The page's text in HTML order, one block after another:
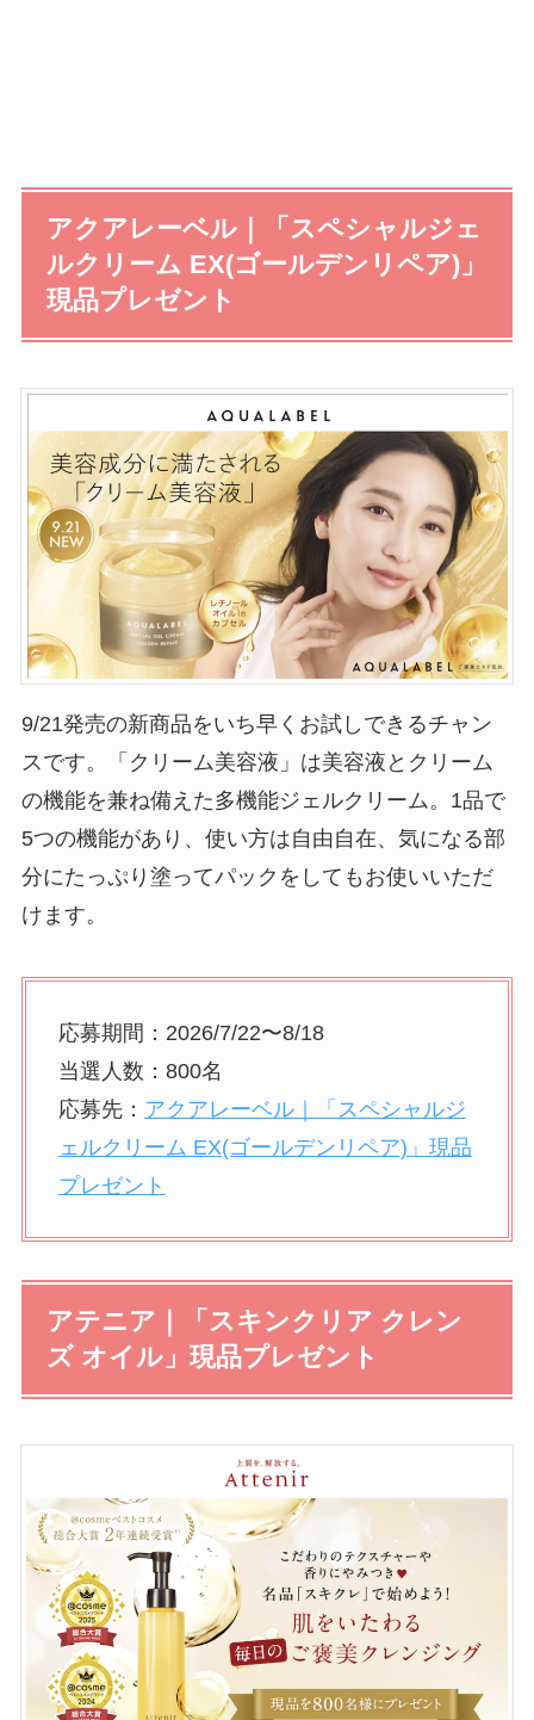
アクアレーベル｜「スペシャルジェ
ルクリーム EX(ゴールデンリペア)」
現品プレゼント
9/21発売の新商品をいち早くお試しできるチャン
スです。「クリーム美容液」は美容液とクリーム
の機能を兼ね備えた多機能ジェルクリーム。1品で
5つの機能があり、使い方は自由自在、気になる部
分にたっぷり塗ってパックをしてもお使いいただ
けます。
応募期間：2026/7/22〜8/18
当選人数：800名
応募先： アクアレーベル｜「スペシャルジ
ェルクリーム EX(ゴールデンリペア)」現品
プレゼント
アテニア｜「スキンクリア クレン
ズ オイル」現品プレゼント